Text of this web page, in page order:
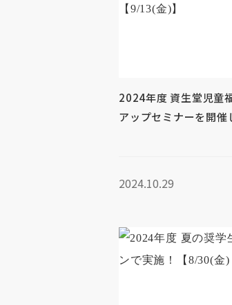
2024年度 資生堂児童
アップセミナーを開催
2024.10.29